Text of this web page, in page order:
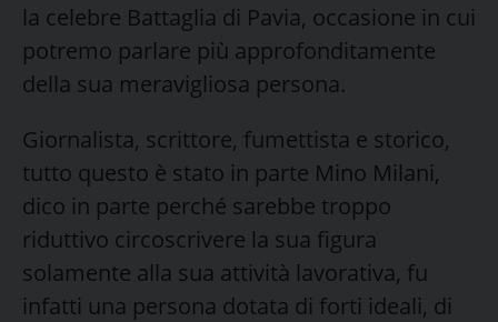
la celebre Battaglia di Pavia, occasione in cui
potremo parlare più approfonditamente
della sua meravigliosa persona.
Giornalista, scrittore, fumettista e storico,
tutto questo è stato in parte Mino Milani,
dico in parte perché sarebbe troppo
riduttivo circoscrivere la sua figura
solamente alla sua attività lavorativa, fu
infatti una persona dotata di forti ideali, di